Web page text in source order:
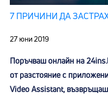
7 ПРИЧИНИ ДА
27 юни 2019
Поръчваш онлайн на
от разстояние с
Video Assistant,